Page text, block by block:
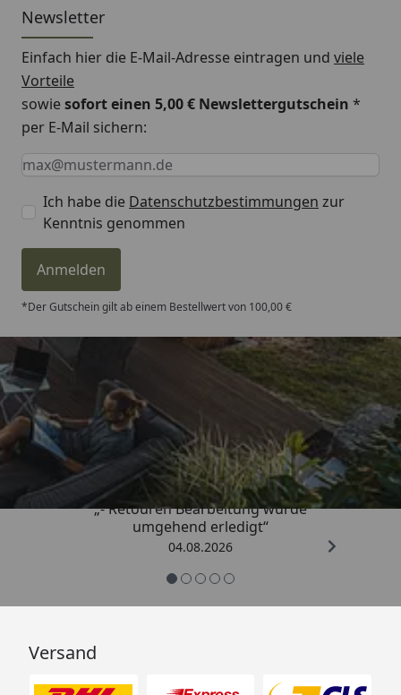
Newsletter
Einfach hier die E-Mail-Adresse eintragen und viele
Vorteile
sowiesofort einen 5,00 € Newslettergutschein *
per E-Mail sichern:
Keine Eingabe erforderlich
Eingabe erforderlich
E-Mail *
Ich habe die Datenschutzbestimmungen zur
Kenntnis genommen
Anmelden
*Der Gutschein gilt ab einem Bestellwert von 100,00 €
Trusted Shops
4,81/ 5
„- Retouren Bearbeitung wurde
umgehend erledigt“
04.08.2026
Versand